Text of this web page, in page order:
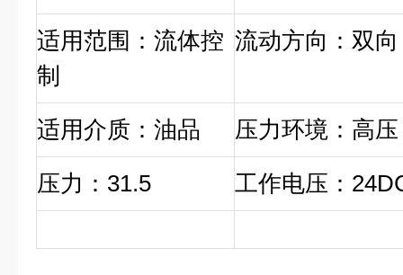
适用范围：流体控
制
流动方向：双向
适用介质：油品
压力环境：高压
压力：31.5
工作电压：